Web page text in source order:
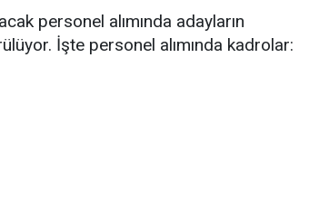
personel alımında adayların
İşte personel alımında kadrolar: